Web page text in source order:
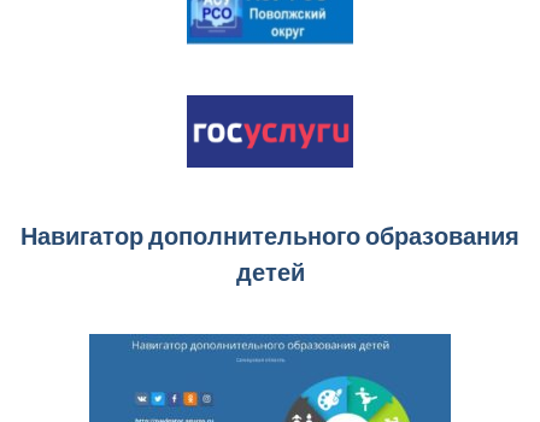
Навигатор дополнительного образования
детей